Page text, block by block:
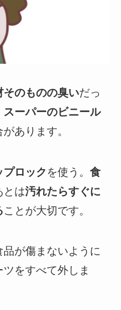
そのものの臭いだっ
スーパーのビニール
あります。
プロック を使う。 食
とは汚れたらすぐに
ことが大切です。
が傷まないように
をすべて外しま